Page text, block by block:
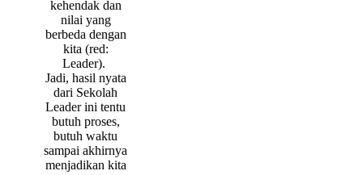
kehendak dan
nilai yang
berbeda dengan
kita (red:
Leader).
Jadi, hasil nyata
dari Sekolah
Leader ini tentu
butuh proses,
butuh waktu
sampai akhirnya
menjadikan kita